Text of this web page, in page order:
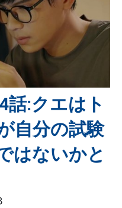
話:クエはト
自分の試験
はないかと